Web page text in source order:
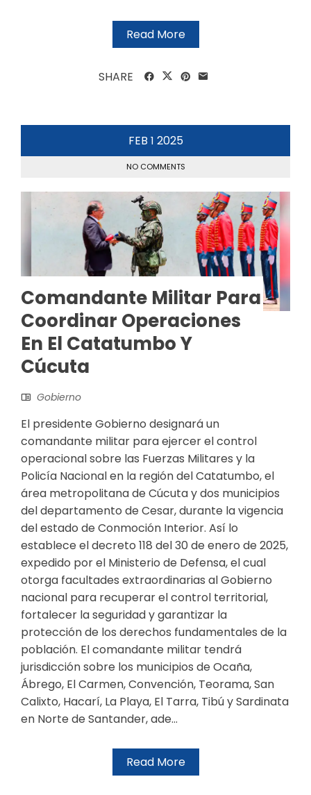
Read More
SHARE
FEB 1 2025
NO COMMENTS
Comandante Militar Para
Coordinar Operaciones
En El Catatumbo Y
Cúcuta
Gobierno
El presidente Gobierno designará un
comandante militar para ejercer el control
operacional sobre las Fuerzas Militares y la
Policía Nacional en la región del Catatumbo, el
área metropolitana de Cúcuta y dos municipios
del departamento de Cesar, durante la vigencia
del estado de Conmoción Interior​. Así lo
establece el decreto 118 del 30 de enero de 2025​,
expedido por el Ministerio de Defensa, el cual
otorga facultades extraordinarias al Gobierno
nacional para recuperar el control territorial,
fortalecer la seguridad y garantizar la
protección de los derechos fundamentales de la
población. El comandante militar tendrá
jurisdicción sobre los municipios de Ocaña,
Ábrego, El Carmen, Convención, Teorama, San
Calixto, Hacarí, La Playa, El Tarra, Tibú y Sardinata
en Norte de Santander, ade...
Read More